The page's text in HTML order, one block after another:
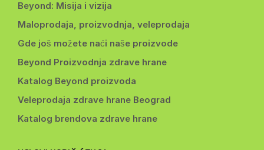
Beyond: Misija i vizija
Maloprodaja, proizvodnja, veleprodaja
Gde još možete naći naše proizvode
Beyond Proizvodnja zdrave hrane
Katalog Beyond proizvoda
Veleprodaja zdrave hrane Beograd
Katalog brendova zdrave hrane